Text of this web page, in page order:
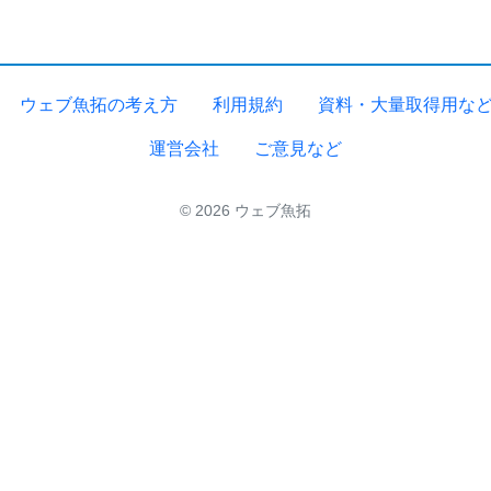
ウェブ魚拓の考え方 利用規約 資料・大量取得用な
運営会社 ご意見など
© 2026 ウェブ魚拓